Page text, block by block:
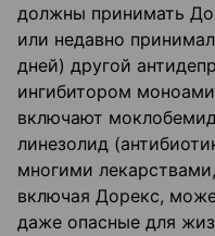
должны принимать
или недавно
дней) другой
ингибитором
включают
линезолид
многими
включая Дорекс,
даже опасные для